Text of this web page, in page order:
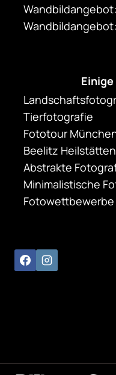
Tierfotografie
Fototour
Beelitz Heilstätten
Abstrakte
Minimalistische
Fotowettbewerbe